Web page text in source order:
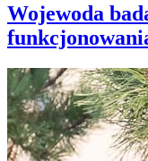
Wojewoda